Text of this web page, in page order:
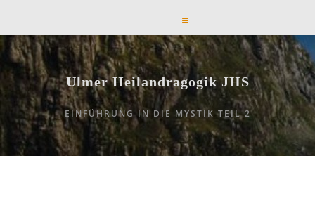
Ulmer Heilandragogik JHS
EINFÜHRUNG IN DIE MYSTIK TEIL 2